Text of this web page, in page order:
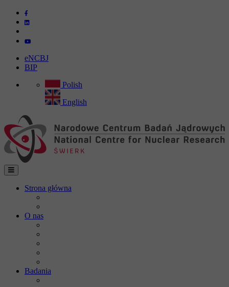
eNCBJ
BIP
Polish
English
navigation
Strona główna
O nas
Badania